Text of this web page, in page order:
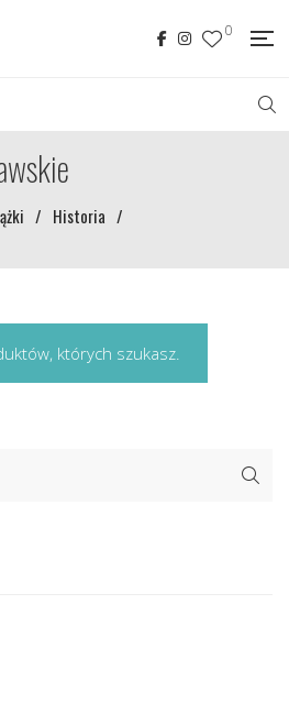
0
/ Historia /
których szukasz.